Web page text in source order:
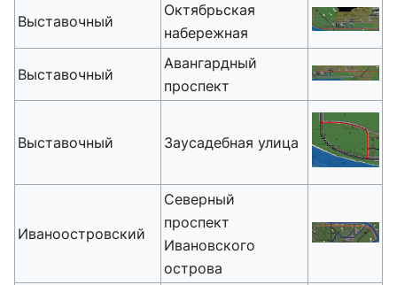
Выставочный
Октябрьская
набережная
Выставочный
Авангардный
проспект
Выставочный Заусадебная улица
Иваноостровский
Северный
проспект
Ивановского
острова